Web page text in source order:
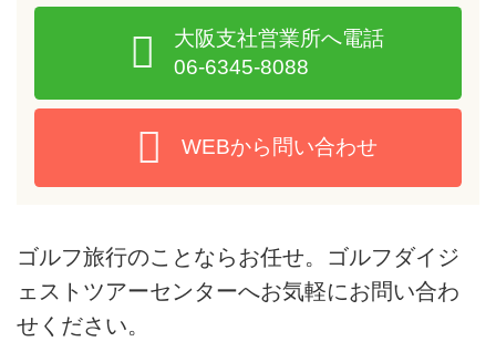
11061 ザ・サザンリンクスGC＆
パームヒルズGR2日間】
大阪支社営業所へ電話
06-6345-8088
WEBから問い合わせ
ゴルフ旅行のことならお任せ。ゴルフダイジ
ェストツアーセンターへお気軽にお問い合わ
せください。